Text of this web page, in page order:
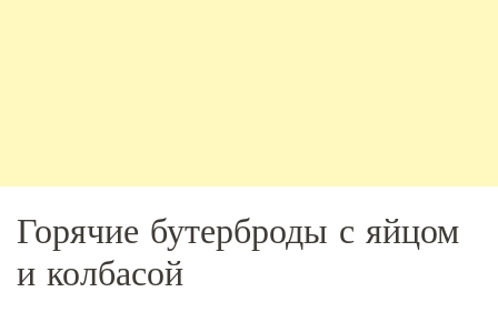
Горячие бутерброды с яйцом
и колбасой